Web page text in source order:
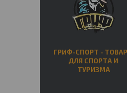
ГРИФ-СПОРТ -
ДЛЯ СПОРТА И
ТУРИЗМА